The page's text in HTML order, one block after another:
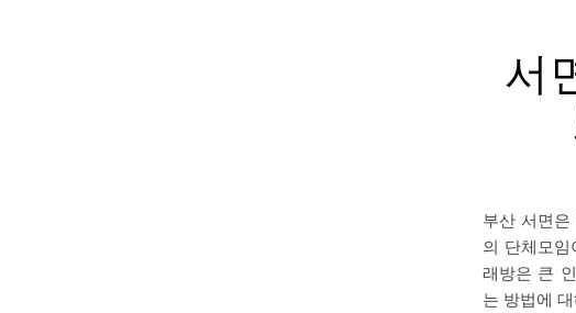
서
부산 서면
의 단체모
래방은 큰
는 방법에